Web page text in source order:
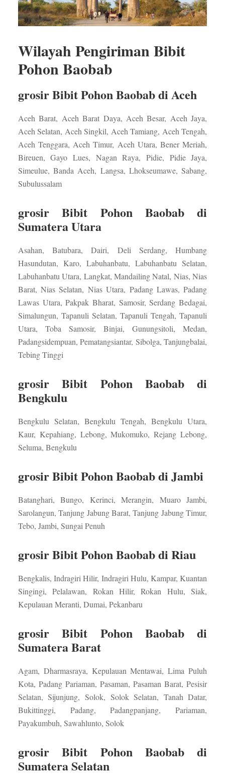
Wilayah Pengiriman Bibit
Pohon Baobab
grosir Bibit Pohon Baobab di Aceh
Aceh Barat, Aceh Barat Daya, Aceh Besar, Aceh Jaya,
Aceh Selatan, Aceh Singkil, Aceh Tamiang, Aceh Tengah,
Aceh Tenggara, Aceh Timur, Aceh Utara, Bener Meriah,
Bireuen, Gayo Lues, Nagan Raya, Pidie, Pidie Jaya,
Simeulue, Banda Aceh, Langsa, Lhokseumawe, Sabang,
Subulussalam
grosir Bibit Pohon Baobab di
Sumatera Utara
Asahan, Batubara, Dairi, Deli Serdang, Humbang
Hasundutan, Karo, Labuhanbatu, Labuhanbatu Selatan,
Labuhanbatu Utara, Langkat, Mandailing Natal, Nias, Nias
Barat, Nias Selatan, Nias Utara, Padang Lawas, Padang
Lawas Utara, Pakpak Bharat, Samosir, Serdang Bedagai,
Simalungun, Tapanuli Selatan, Tapanuli Tengah, Tapanuli
Utara, Toba Samosir, Binjai, Gunungsitoli, Medan,
Padangsidempuan, Pematangsiantar, Sibolga, Tanjungbalai,
Tebing Tinggi
grosir Bibit Pohon Baobab di
Bengkulu
Bengkulu Selatan, Bengkulu Tengah, Bengkulu Utara,
Kaur, Kepahiang, Lebong, Mukomuko, Rejang Lebong,
Seluma, Bengkulu
grosir Bibit Pohon Baobab di Jambi
Batanghari, Bungo, Kerinci, Merangin, Muaro Jambi,
Sarolangun, Tanjung Jabung Barat, Tanjung Jabung Timur,
Tebo, Jambi, Sungai Penuh
grosir Bibit Pohon Baobab di Riau
Bengkalis, Indragiri Hilir, Indragiri Hulu, Kampar, Kuantan
Singingi, Pelalawan, Rokan Hilir, Rokan Hulu, Siak,
Kepulauan Meranti, Dumai, Pekanbaru
grosir Bibit Pohon Baobab di
Sumatera Barat
Agam, Dharmasraya, Kepulauan Mentawai, Lima Puluh
Kota, Padang Pariaman, Pasaman, Pasaman Barat, Pesisir
Selatan, Sijunjung, Solok, Solok Selatan, Tanah Datar,
Bukittinggi, Padang, Padangpanjang, Pariaman,
Payakumbuh, Sawahlunto, Solok
grosir Bibit Pohon Baobab di
Sumatera Selatan